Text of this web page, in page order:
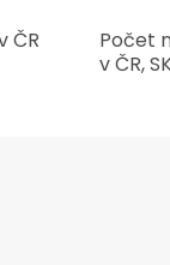
ČR
Počet
v ČR,